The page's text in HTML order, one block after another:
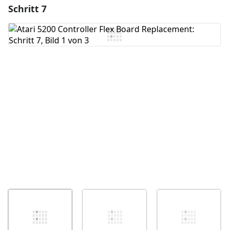
Kommentar hinzufügen
Schritt 7